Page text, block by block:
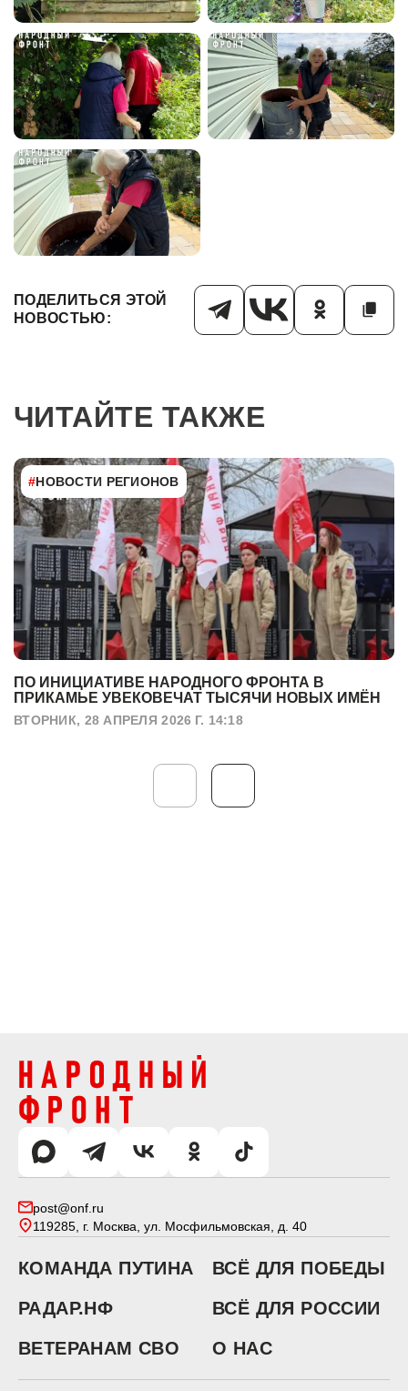
ПОДЕЛИТЬСЯ ЭТОЙ
НОВОСТЬЮ:
ЧИТАЙТЕ ТАКЖЕ
#НОВОСТИ РЕГИОНОВ
ПО ИНИЦИАТИВЕ НАРОДНОГО ФРОНТА В
ПРИКАМЬЕ УВЕКОВЕЧАТ ТЫСЯЧИ НОВЫХ ИМЁН
ВТОРНИК, 28 АПРЕЛЯ 2026 Г. 14:18
post@onf.ru
119285, г. Москва, ул. Мосфильмовская, д. 40
КОМАНДА ПУТИНА
ВСЁ ДЛЯ ПОБЕДЫ
РАДАР.НФ
ВСЁ ДЛЯ РОССИИ
ВЕТЕРАНАМ СВО
О НАС